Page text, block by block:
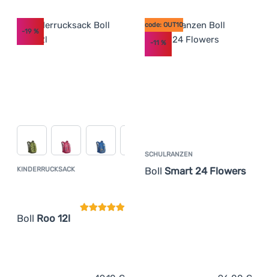
KINDERRUCKSACK
Boll Roo 12l
Kundenbewertung
-19 %
SCHULRANZEN
Boll Smart 24 Flowers
code: OUT10
-11%